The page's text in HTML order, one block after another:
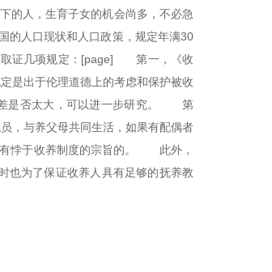
人，生育子女的机会尚多，不必急
的人口现状和人口政策，规定年满30
取证几项规定：[page] 第一，《收
是出于伦理道德上的考虑和保护被收
差是否太大，可以进一步研究。 第
，与养父母共同生活，如果有配偶者
有悖于收养制度的宗旨的。 此外，
为了保证收养人具有足够的抚养教